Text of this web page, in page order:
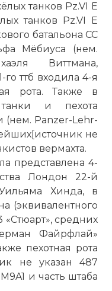
танков Pz.VI E
танков Pz.VI E
батальона СС
Мёбиуса (нем.
Виттмана,
го ттб входила 4-я
рота. Также в
танки и пехота
(нем. Panzer-Lehr-
не
вермахта.
представлена 4-
Лондон 22-й
Хинда, в
(эквивалентного
«Стюарт», средних
Файрфлай»
пехотная рота
не указан 487
и часть штаба